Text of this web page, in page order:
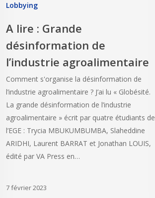
Lobbying
A lire : Grande
désinformation de
l’industrie agroalimentaire
Comment s'organise la désinformation de
l’industrie agroalimentaire ? J’ai lu « Globésité.
La grande désinformation de l’industrie
agroalimentaire » écrit par quatre étudiants de
l’EGE : Trycia MBUKUMBUMBA, Slaheddine
ARIDHI, Laurent BARRAT et Jonathan LOUIS,
édité par VA Press en…
7 février 2023